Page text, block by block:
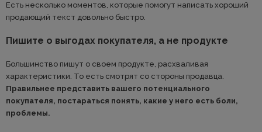
Есть несколько моментов, которые помогут написать хороший
продающий текст довольно быстро.
Пишите о выгодах покупателя, а не продукте
Большинство пишут о своем продукте, расхваливая
характеристики. То есть смотрят со стороны продавца.
Правильнее представить вашего потенциального
покупателя, постараться понять, какие у него есть боли,
проблемы.